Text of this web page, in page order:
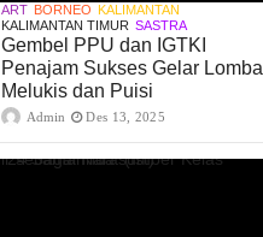
ART BORNEO KALIMANTAN
KALIMANTAN TIMUR SASTRA
Gembel PPU dan IGTKI
Penajam Sukses Gelar Lomba
Melukis dan Puisi
Admin Des 13, 2025